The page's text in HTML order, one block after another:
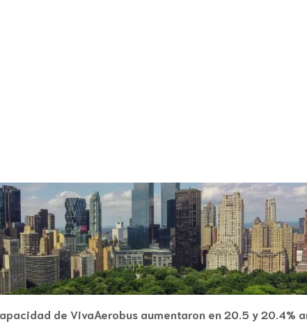
de VivaAerobus aumentaron en 20.5 y 20.4%